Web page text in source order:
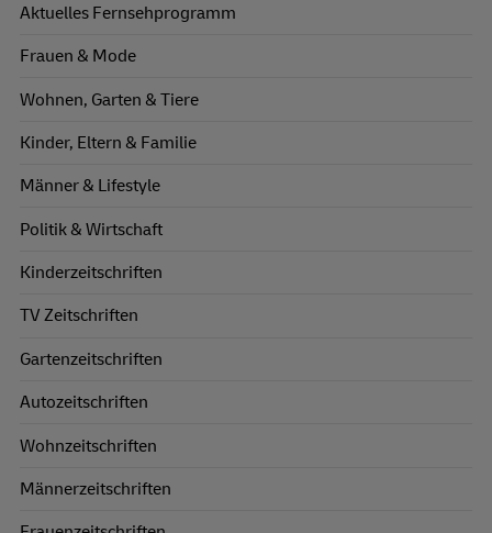
Aktuelles Fernsehprogramm
Frauen & Mode
Wohnen, Garten & Tiere
Kinder, Eltern & Familie
Männer & Lifestyle
Politik & Wirtschaft
Kinderzeitschriften
TV Zeitschriften
Gartenzeitschriften
Autozeitschriften
Wohnzeitschriften
Männerzeitschriften